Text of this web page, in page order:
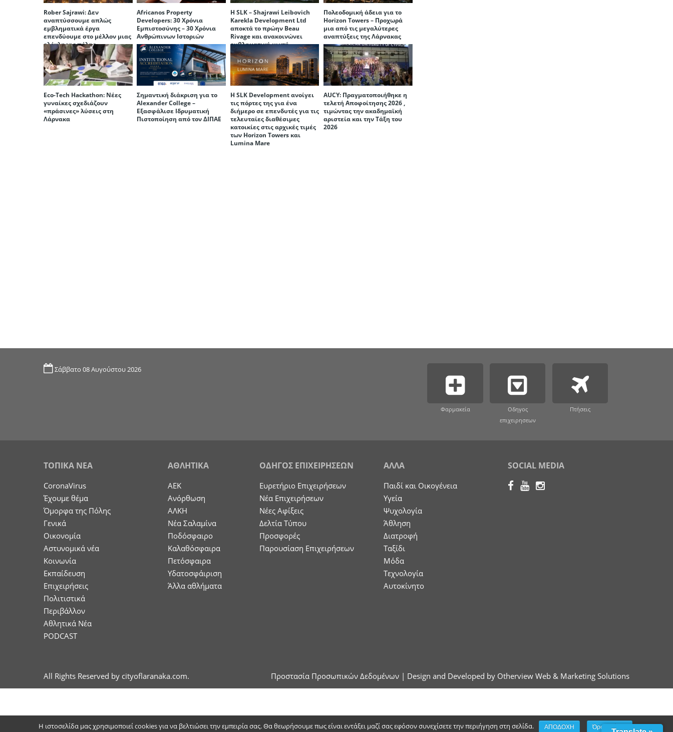
Rober Sajrawi: Δεν
αναπτύσσουμε απλώς
εμβληματικά έργα
επενδύουμε στο μέλλον μιας
ολόκληρης πόλης
Africanos Property
Developers: 30 Χρόνια
Εμπιστοσύνης – 30 Χρόνια
Ανθρώπινων Ιστοριών
Η SLK – Shajrawi Leibovich
Karekla Development Ltd
αποκτά το πρώην Beau
Rivage και ανακοινώνει
εμβληματική μικτή
ανάπτυξη στη Δεκέλεια
Πολεοδομική άδεια για το
Horizon Towers – Προχωρά
μια από τις μεγαλύτερες
αναπτύξεις της Λάρνακας
Eco-Tech Hackathon: Νέες
γυναίκες σχεδιάζουν
«πράσινες» λύσεις στη
Λάρνακα
Σημαντική διάκριση για το
Alexander College –
Εξασφάλισε Ιδρυματική
Πιστοποίηση από τον ΔΙΠΑΕ
Η SLK Development ανοίγει
τις πόρτες της για ένα
διήμερο σε επενδυτές για τις
τελευταίες διαθέσιμες
κατοικίες στις αρχικές τιμές
των Horizon Towers και
Lumina Mare
AUCY: Πραγματοποιήθηκε η
τελετή Αποφοίτησης 2026 ,
τιμώντας την ακαδημαϊκή
αριστεία και την Τάξη του
2026
Σάββατο 08 Αυγούστου 2026
Φαρμακεία
Οδηγος
επιχειρησεων
Πτήσεις
ΤΟΠΙΚΑ ΝΕΑ
CoronaVirus
Έχουμε θέμα
Όμορφα της Πόλης
Γενικά
Οικονομία
Aστυνομικά νέα
Κοινωνία
Εκπαίδευση
Επιχειρήσεις
Πολιτιστικά
Περιβάλλον
Αθλητικά Νέα
PODCAST
ΑΘΛΗΤΙΚΑ
ΑΕΚ
Ανόρθωση
ΑΛΚΗ
Νέα Σαλαμίνα
Ποδόσφαιρο
Καλαθόσφαιρα
Πετόσφαιρα
Υδατοσφάιριση
Άλλα αθλήματα
ΟΔΗΓΟΣ ΕΠΙΧΕΙΡΗΣΕΩΝ
Ευρετήριο Επιχειρήσεων
Nέα Επιχειρήσεων
Νέες Αφίξεις
Δελτία Τύπου
Προσφορές
Παρουσίαση Επιχειρήσεων
ΑΛΛΑ
Παιδί και Οικογένεια
Υγεία
Ψυχολογία
Άθληση
Διατροφή
Ταξίδι
Μόδα
Τεχνολογία
Αυτοκίνητο
SOCIAL MEDIA
All Rights Reserved by cityoflaranaka.com. Προστασία Προσωπικών Δεδομένων | Design and Developed by Otherview Web & Marketing Solutions
Η ιστοσελίδα μας χρησιμοποιεί cookies για να βελτιώσει την εμπειρία σας. Θα θεωρήσουμε πως είναι εντάξει μαζί σας εφόσον συνεχίσετε την περιήγηση στη σελίδα. ΑΠΟΔΟΧΗ Όροι χρήσης